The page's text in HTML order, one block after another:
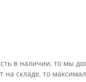
в наличии, то мы
на складе, то